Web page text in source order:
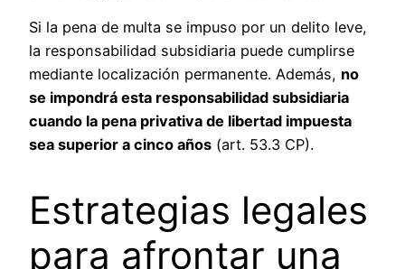
Si la pena de multa se impuso por un delito leve,
la responsabilidad subsidiaria puede cumplirse
mediante localización permanente. Además, no
se impondrá esta responsabilidad subsidiaria
cuando la pena privativa de libertad impuesta
sea superior a cinco años (art. 53.3 CP).
Estrategias legales
para afrontar una